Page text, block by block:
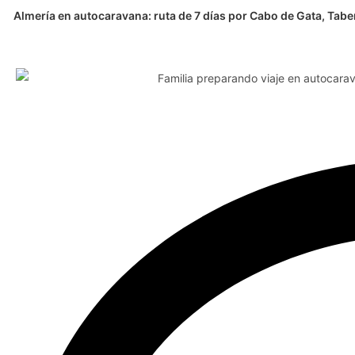
Almería en autocaravana: ruta de 7 días por Cabo de Gata,